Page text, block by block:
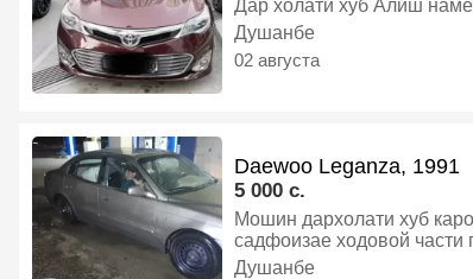
Дар холати хуб Алиш
Душанбе
02 августа
Daewoo Leganza, 1991
5 000 c.
Мошин дархолати хуб
садфоизае ходовой части
бензин, Механика, Седан
Душанбе